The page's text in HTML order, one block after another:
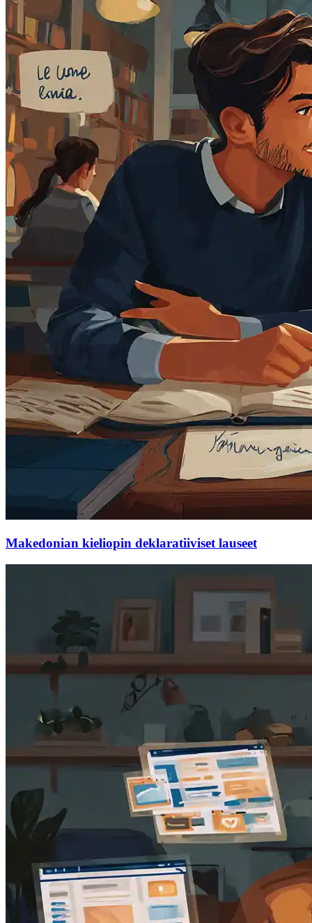
Makedonian kieliopin deklaratiiviset lauseet